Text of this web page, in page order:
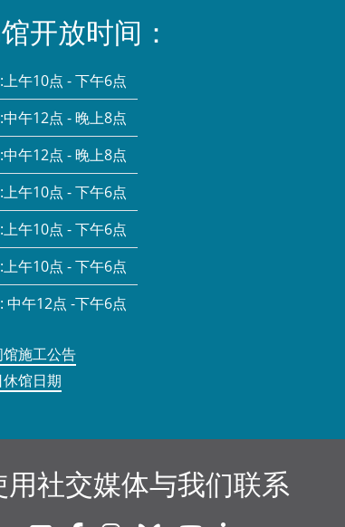
开放时间：
上午10点 - 下午6点
中午12点 - 晚上8点
中午12点 - 晚上8点
上午10点 - 下午6点
上午10点 - 下午6点
上午10点 - 下午6点
中午12点 -下午6点
施工公告
馆日期
用社交媒体与我们联系